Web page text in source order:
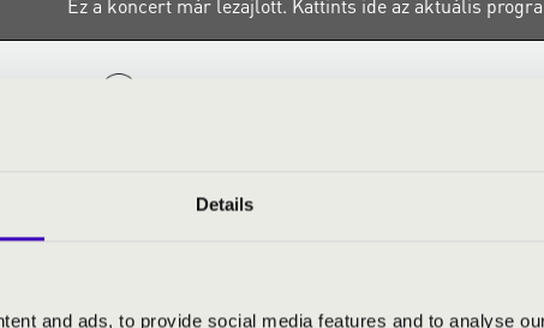
Details
and ads, to provide social media features and to analyse
Ez a koncert már lezajlott. Kattints ide az aktuális
Gördülő orgona? Igen, az Orgonák Éjszakáján ilyen is van!
eljátssza rajta Bach két talán legnépszerűbb